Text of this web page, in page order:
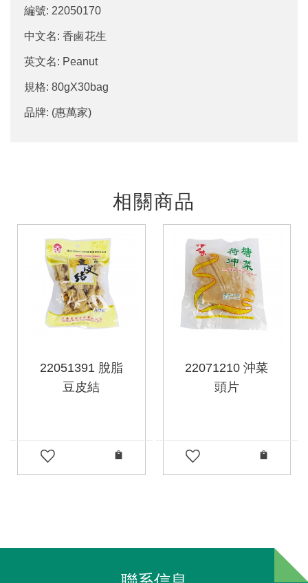
編號: 22050170
中文名: 香鹵花生
英文名: Peanut
規格: 80gX30bag
品牌: (惠萬家)
相關商品
22051391 脫脂
豆皮結
22071210 沖菜
頭片